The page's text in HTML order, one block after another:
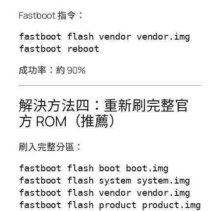
Fastboot 指令：
fastboot flash vendor vendor.img
成功率：約 90%
解決方法四：重新刷完整官
方 ROM（推薦）
刷入完整分區：
fastboot flash boot boot.img
fastboot flash system system.img
fastboot flash vendor vendor.img
fastboot flash product product.img